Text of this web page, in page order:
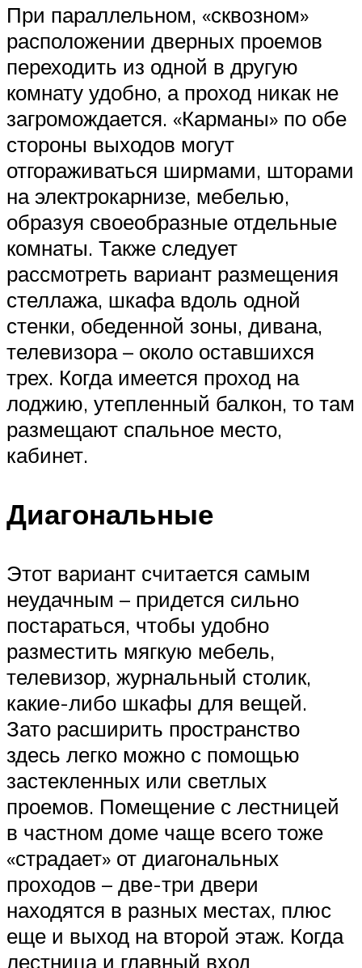
При параллельном, «сквозном»
расположении дверных проемов
переходить из одной в другую
комнату удобно, а проход никак не
загромождается. «Карманы» по обе
стороны выходов могут
отгораживаться ширмами, шторами
на электрокарнизе, мебелью,
образуя своеобразные отдельные
комнаты. Также следует
рассмотреть вариант размещения
стеллажа, шкафа вдоль одной
стенки, обеденной зоны, дивана,
телевизора – около оставшихся
трех. Когда имеется проход на
лоджию, утепленный балкон, то там
размещают спальное место,
кабинет.
Диагональные
Этот вариант считается самым
неудачным – придется сильно
постараться, чтобы удобно
разместить мягкую мебель,
телевизор, журнальный столик,
какие-либо шкафы для вещей.
Зато расширить пространство
здесь легко можно с помощью
застекленных или светлых
проемов. Помещение с лестницей
в частном доме чаще всего тоже
«страдает» от диагональных
проходов – две-три двери
находятся в разных местах, плюс
еще и выход на второй этаж. Когда
лестница и главный вход